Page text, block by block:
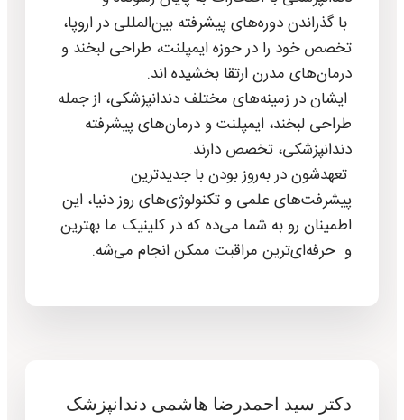
با گذراندن دوره‌های پیشرفته بین‌المللی در اروپا،
تخصص خود را در حوزه ایمپلنت، طراحی لبخند و
درمان‌های مدرن ارتقا بخشیده اند.
ایشان در زمینه‌های مختلف دندانپزشکی، از جمله
طراحی لبخند، ایمپلنت و درمان‌های پیشرفته
دندانپزشکی، تخصص دارند.
تعهدشون در به‌روز بودن با جدیدترین
پیشرفت‌های علمی و تکنولوژی‌های روز دنیا، این
اطمینان رو به شما می‌ده که در کلینیک ما بهترین
و حرفه‌ای‌ترین مراقبت ممکن انجام می‌شه.
دکتر سید احمدرضا هاشمی دندانپزشک